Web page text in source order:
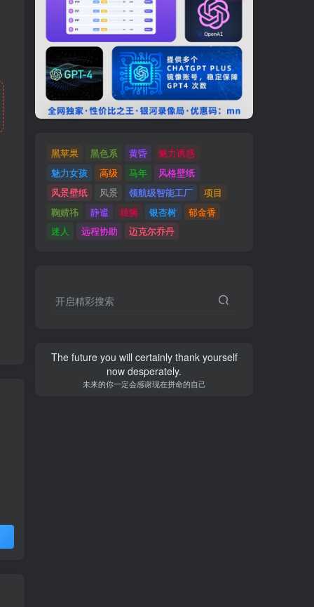
黑苹果 黑色系 黄昏
魅力诱惑
魅力女孩
高级 马年
风格壁纸
风景壁纸
风景 领航级智能工厂
项目
鞠婧祎
静谧 雄狮 银杏树
郁金香
迷人
远程协助 迈克尔乔丹
开启精彩搜索
The future you will certainly thank yourself
now desperately.
未来的你一定会感谢现在拼命的自己